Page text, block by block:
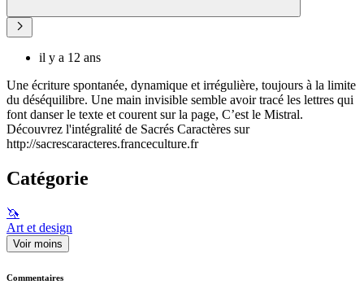
il y a 12 ans
Une écriture spontanée, dynamique et irrégulière, toujours à la limite
du déséquilibre. Une main invisible semble avoir tracé les lettres qui
font danser le texte et courent sur la page, C’est le Mistral.
Découvrez l'intégralité de Sacrés Caractères sur
http://sacrescaracteres.franceculture.fr
Catégorie
🦄
Art et design
Voir moins
Commentaires